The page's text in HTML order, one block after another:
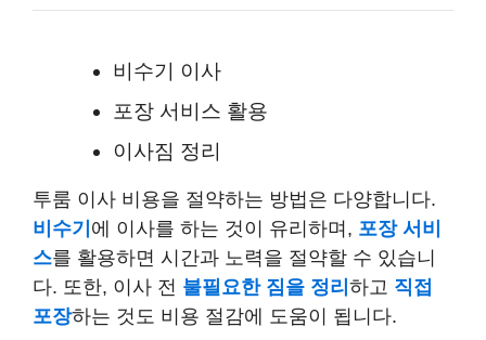
비수기 이사
포장 서비스 활용
이사짐 정리
투룸 이사 비용을 절약하는 방법은 다양합니다.
비수기 에 이사를 하는 것이 유리하며, 포장 서비
스를 활용하면 시간과 노력을 절약할 수 있습니
다. 또한, 이사 전 불필요한 짐을 정리 하고 직접
포장하는 것도 비용 절감에 도움이 됩니다.